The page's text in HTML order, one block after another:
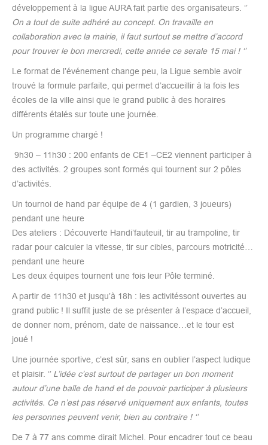
développement à la ligue AURA fait partie des organisateurs. ‘’
On a tout de suite adhéré au concept. On travaille en
collaboration avec la mairie, il faut surtout se mettre d’accord
pour trouver le bon mercredi, cette année ce serale 15 mai ! ‘’
Le format de l’événement change peu, la Ligue semble avoir
trouvé la formule parfaite, qui permet d’accueillir à la fois les
écoles de la ville ainsi que le grand public à des horaires
différents étalés sur toute une journée.
Un programme chargé !
9h30 – 11h30 : 200 enfants de CE1 –CE2 viennent participer à
des activités. 2 groupes sont formés qui tournent sur 2 pôles
d’activités.
Un tournoi de hand par équipe de 4 (1 gardien, 3 joueurs)
pendant une heure
Des ateliers : Découverte Handi’fauteuil, tir au trampoline, tir
radar pour calculer la vitesse, tir sur cibles, parcours motricité…
pendant une heure
Les deux équipes tournent une fois leur Pôle terminé.
A partir de 11h30 et jusqu’à 18h : les activitéssont ouvertes au
grand public ! Il suffit juste de se présenter à l’espace d’accueil,
de donner nom, prénom, date de naissance…et le tour est
joué !
Une journée sportive, c’est sûr, sans en oublier l’aspect ludique
et plaisir. ‘’ L’idée c’est surtout de partager un bon moment
autour d’une balle de hand et de pouvoir participer à plusieurs
activités. Ce n’est pas réservé uniquement aux enfants, toutes
les personnes peuvent venir, bien au contraire ! ‘’
De 7 à 77 ans comme dirait Michel. Pour encadrer tout ce beau